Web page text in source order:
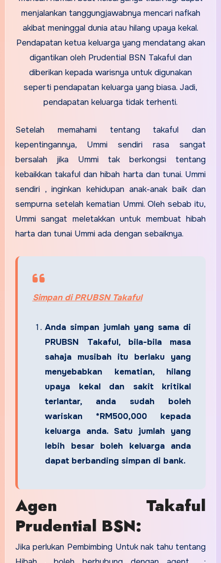
menjalankan tanggungjawabnya mencari nafkah
akibat meninggal dunia atau hilang upaya kekal.
Pendapatan ketua keluarga yang mendatang akan
digantikan oleh Prudential BSN Takaful dan
diberikan kepada warisnya untuk digunakan
seperti pendapatan keluarga yang biasa. Jadi,
pendapatan keluarga tidak terhenti.
Setelah memahami tentang takaful dan
kepentingannya, Ummi sendiri rasa sangat
bersalah jika Ummi tak berkongsi tentang
kebaikkan takaful dan hibah harta dan tunai. Ummi
sendiri , inginkan kehidupan anak-anak baik dan
sempurna setelah kematian Ummi. Oleh sebab itu,
Ummi sangat meletakkan untuk membuat hibah
harta dan tunai Ummi ada dengan sebaiknya.
Simpan di PRUBSN Takaful
Anda simpan jumlah yang sama di
PRUBSN Takaful, bila-bila masa
sahaja musibah itu berlaku yang
menyebabkan kematian, hilang
upaya kekal dan sakit kritikal
terlantar, anda sudah boleh
wariskan *RM500,000 kepada
keluarga anda. Satu jumlah yang
lebih besar boleh keluarga anda
dapat berbanding simpan di bank.
Agen Takaful
Prudential BSN:
Jika perlukan Pembimbing Untuk nak tahu tentang